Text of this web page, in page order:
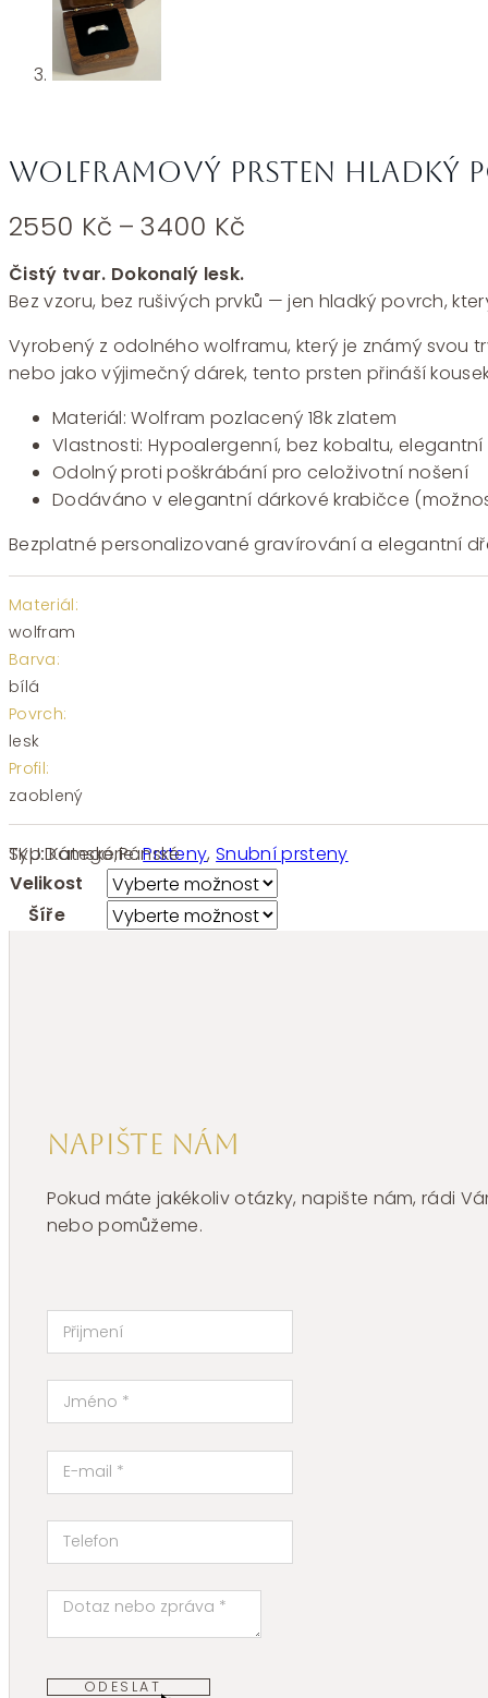
Wolframový prsten hladký
2550 Kč – 3400 Kč
až
3400 Kč
Čistý tvar. Dokonalý lesk.
Bez vzoru, bez rušivých prvků — jen hladký povrch,
Vyrobený z odolného wolframu, který je známý svou
nebo jako výjimečný dárek, tento prsten přináší
Materiál: Wolfram pozlacený 18k zlatem
Vlastnosti: Hypoalergenní, bez kobaltu,
Odolný proti poškrábání pro celoživotní nošení
Dodáváno v elegantní dárkové krabičce
Bezplatné personalizované gravírování a elegantní
Materiál:
wolfram
Barva:
bílá
Povrch:
lesk
Profil:
zaoblený
SKU:Kategorie:Prsteny,Snubní prsteny
Typ:Dámské,Pánské
Velikost
Šíře
Napište nám
Pokud máte jakékoliv otázky, napište nám, rádi
nebo pomůžeme.
ODESLAT